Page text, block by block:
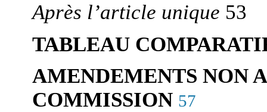
Après l’article unique 53
TABLEAU
AMENDEMENTS NON
COMMISSION 57